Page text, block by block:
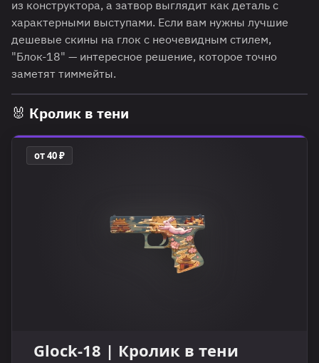
из конструктора, а затвор выглядит как деталь с
характерными выступами. Если вам нужны лучшие
дешевые скины на глок с неочевидным стилем,
"Блок-18" — интересное решение, которое точно
заметят тиммейты.
🐰 Кролик в тени
от 40 ₽
Glock-18 | Кролик в тени